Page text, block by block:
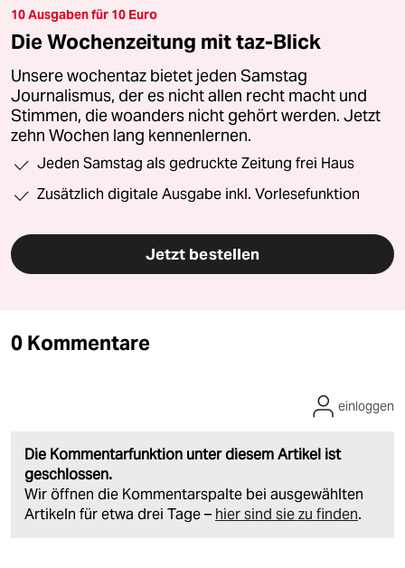
10 Ausgaben für 10 Euro
Die Wochenzeitung mit taz-Blick
Unsere wochentaz bietet jeden Samstag
Journalismus, der es nicht allen recht macht und
Stimmen, die woanders nicht gehört werden. Jetzt
zehn Wochen lang kennenlernen.
Jeden Samstag als gedruckte Zeitung frei Haus
Zusätzlich digitale Ausgabe inkl. Vorlesefunktion
Jetzt bestellen
0 Kommentare
Die Kommentarfunktion unter diesem Artikel ist
geschlossen.
Wir öffnen die Kommentarspalte bei ausgewählten
Artikeln für etwa drei Tage – hier sind sie zu finden.
einloggen